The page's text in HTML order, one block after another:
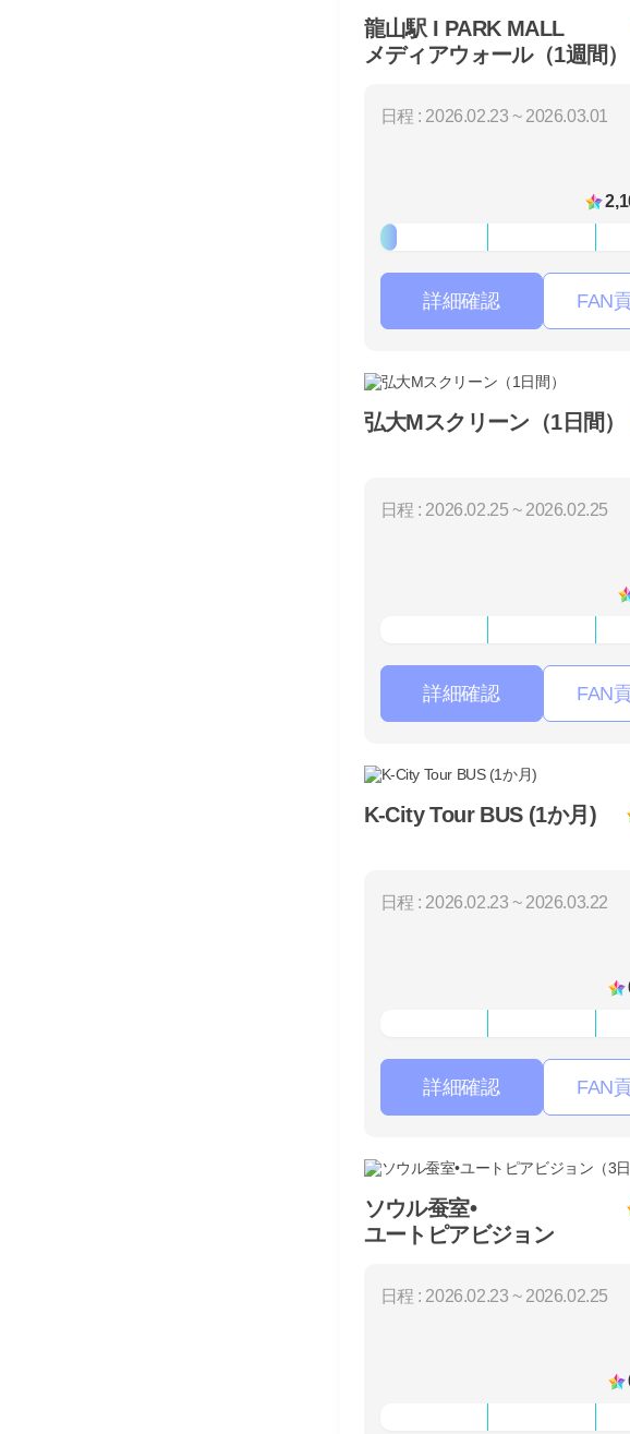
龍山駅 I PARK MALL
メディアウォール（1週間）
日程 : 2026.02.23 ~ 2026.03.01
詳細確認 FAN
弘大Mスクリーン（1日間）
日程 : 2026.02.25 ~ 2026.02.25
詳細確認 FAN
K-City Tour BUS (1か月)
日程 : 2026.02.23 ~ 2026.03.22
詳細確認 FAN
ソウル蚕室•
ユートピアビジョン
日程 : 2026.02.23 ~ 2026.02.25